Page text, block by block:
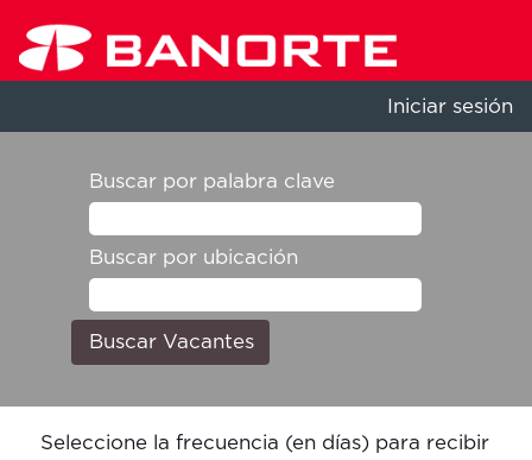
Iniciar sesión
Buscar por palabra clave
Buscar por ubicación
Seleccione la frecuencia (en días) para recibir